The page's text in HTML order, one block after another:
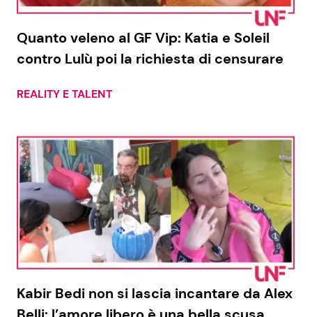
Quanto veleno al GF Vip: Katia e Soleil
contro Lulù poi la richiesta di censurare
REALITY E TALENT
Kabir Bedi non si lascia incantare da Alex